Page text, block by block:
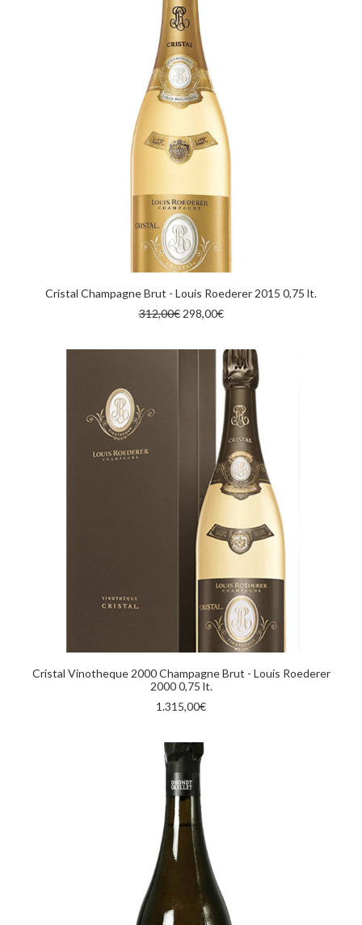
AGGIUNGI AL CARRELLO
Cristal Champagne Brut - Louis Roederer 2015 0,75 lt.
312,00€ Il
era:
312,00€.
298,00€Il
è:
298,00€.
AGGIUNGI AL CARRELLO
Cristal Vinotheque 2000 Champagne Brut - Louis Roederer
2000 0,75 lt.
1.315,00€